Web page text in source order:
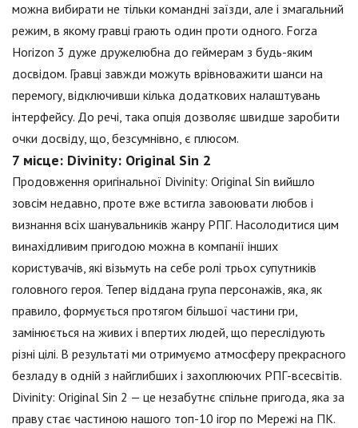
можна вибирати не тільки командні заїзди, але і змагальний
режим, в якому гравці грають один проти одного. Forza
Horizon 3 дуже дружелюбна до геймерам з будь-яким
досвідом. Гравці завжди можуть врівноважити шанси на
перемогу, відключивши кілька додаткових налаштувань
інтерфейсу. До речі, така опція дозволяє швидше заробити
очки досвіду, що, безсумнівно, є плюсом.
7 місце: Divinity: Original Sin 2
Продовження оригінальної Divinity: Original Sin вийшло
зовсім недавно, проте вже встигла завоювати любов і
визнання всіх шанувальників жанру РПГ. Насолодитися цим
винахідливим пригодою можна в компанії інших
користувачів, які візьмуть на себе ролі трьох супутників
головного героя. Тепер віддана група персонажів, яка, як
правило, формується протягом більшої частини гри,
замінюється на живих і впертих людей, що переслідують
різні цілі. В результаті ми отримуємо атмосферу прекрасного
безладу в одній з найглибших і захоплюючих РПГ-всесвітів.
Divinity: Original Sin 2 — це незабутнє спільне пригода, яка за
праву стає частиною нашого топ-10 ігор по Мережі на ПК.